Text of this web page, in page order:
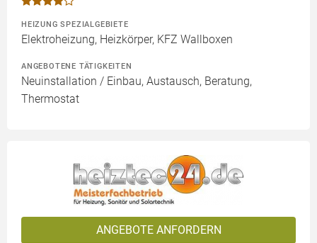
HEIZUNG SPEZIALGEBIETE
Elektroheizung, Heizkörper, KFZ Wallboxen
ANGEBOTENE TÄTIGKEITEN
Neuinstallation / Einbau, Austausch, Beratung,
Thermostat
ANGEBOTE ANFORDERN